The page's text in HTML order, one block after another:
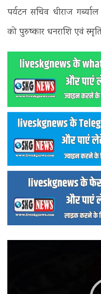
पर्यटन सचिव धीराज
को पुरुष्कार धनराशि एवं